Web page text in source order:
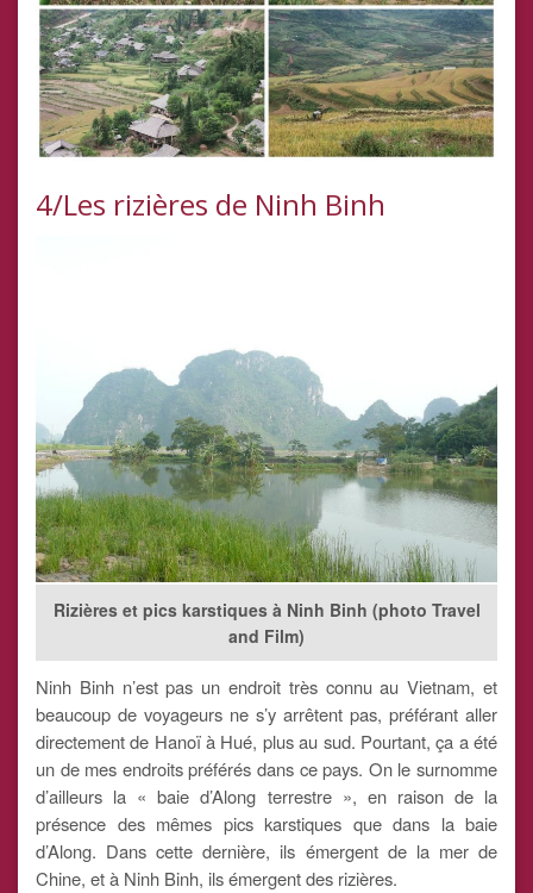
4/Les rizières de Ninh Binh
Rizières et pics karstiques à Ninh Binh (photo Travel
and Film)
Ninh Binh n’est pas un endroit très connu au Vietnam, et
beaucoup de voyageurs ne s’y arrêtent pas, préférant aller
directement de Hanoï à Hué, plus au sud. Pourtant, ça a été
un de mes endroits préférés dans ce pays. On le surnomme
d’ailleurs la « baie d’Along terrestre », en raison de la
présence des mêmes pics karstiques que dans la baie
d’Along. Dans cette dernière, ils émergent de la mer de
Chine, et à Ninh Binh, ils émergent des rizières.